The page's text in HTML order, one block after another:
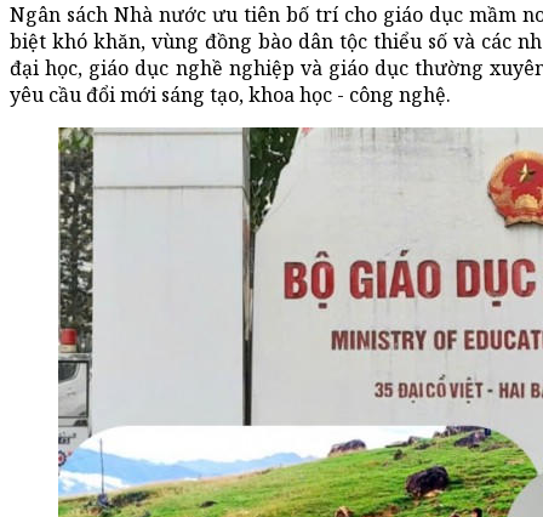
Ngân sách Nhà nước ưu tiên bố trí cho giáo dục mầm
biệt khó khăn, vùng đồng bào dân tộc thiểu số và các
đại học, giáo dục nghề nghiệp và giáo dục thường
yêu cầu đổi mới sáng tạo, khoa học - công nghệ.